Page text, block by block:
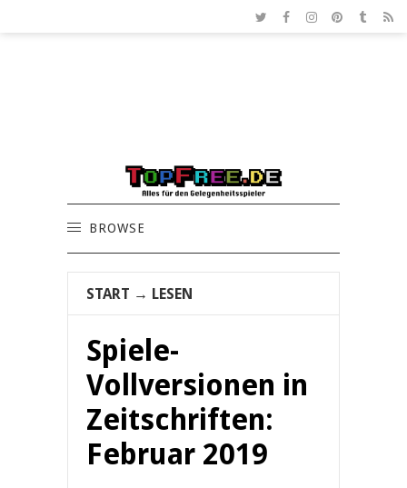
BROWSE
START → LESEN
Spiele-
Vollversionen in
Zeitschriften:
Februar 2019